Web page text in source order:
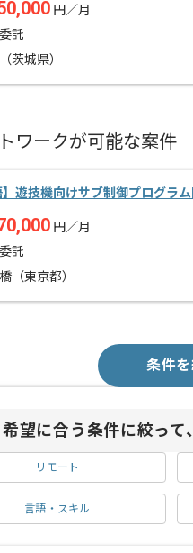
円／月
託
茨城県）
ワークが可能な案件
】遊技機向けサブ制御プログラ
円／月
託
（東京都）
条件
希望に合う条件に絞って
リモート
言語・スキル